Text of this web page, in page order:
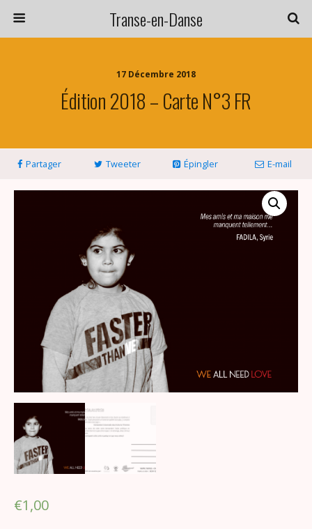
Transe-en-Danse
17 Décembre 2018
Édition 2018 – Carte N°3 FR
Partager Tweeter Épingler E-mail
€1,00